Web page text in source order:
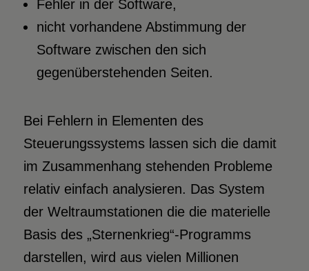
Fehler in der Software,
nicht vorhandene Abstimmung der
Software zwischen den sich
gegenüberstehenden Seiten.
Bei Fehlern in Elementen des
Steuerungssystems lassen sich die damit
im Zusammenhang stehenden Probleme
relativ einfach analysieren. Das System
der Weltraumstationen die die materielle
Basis des „Sternenkrieg“-Programms
darstellen, wird aus vielen Millionen